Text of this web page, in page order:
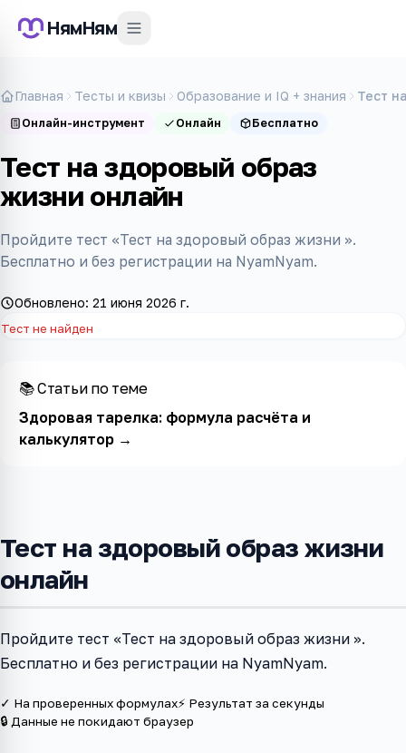
НямНям
Главная Тесты и квизы Образование и IQ + знания Тест
Онлайн-инструмент Онлайн Бесплатно
Тест на здоровый образ
жизни онлайн
Пройдите тест «Тест на здоровый образ жизни ».
Бесплатно и без регистрации на NyamNyam.
Обновлено: 21 июня 2026 г.
Тест не найден
📚 Статьи по теме
Здоровая тарелка: формула расчёта и
калькулятор→
Тест на здоровый образ жизни
онлайн
Пройдите тест «Тест на здоровый образ жизни ».
Бесплатно и без регистрации на NyamNyam.
✓ На проверенных формулах⚡ Результат за секунды
🔒 Данные не покидают браузер